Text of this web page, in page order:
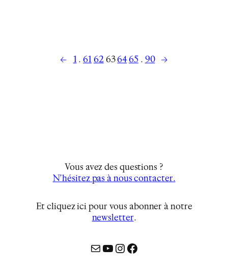
← 1 … 61 62 63 64 65 … 90 →
Vous avez des questions ?
N’hésitez pas à nous contacter.
Et cliquez ici pour vous abonner à notre
newsletter…
MailYouTube
Instagram
Facebook